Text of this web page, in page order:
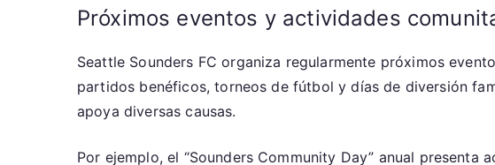
Próximos eventos y actividades
Seattle Sounders FC organiza regularmente próximos
partidos benéficos, torneos de fútbol y días de diversión
apoya diversas causas.
Por ejemplo, el “Sounders Community Day” anual